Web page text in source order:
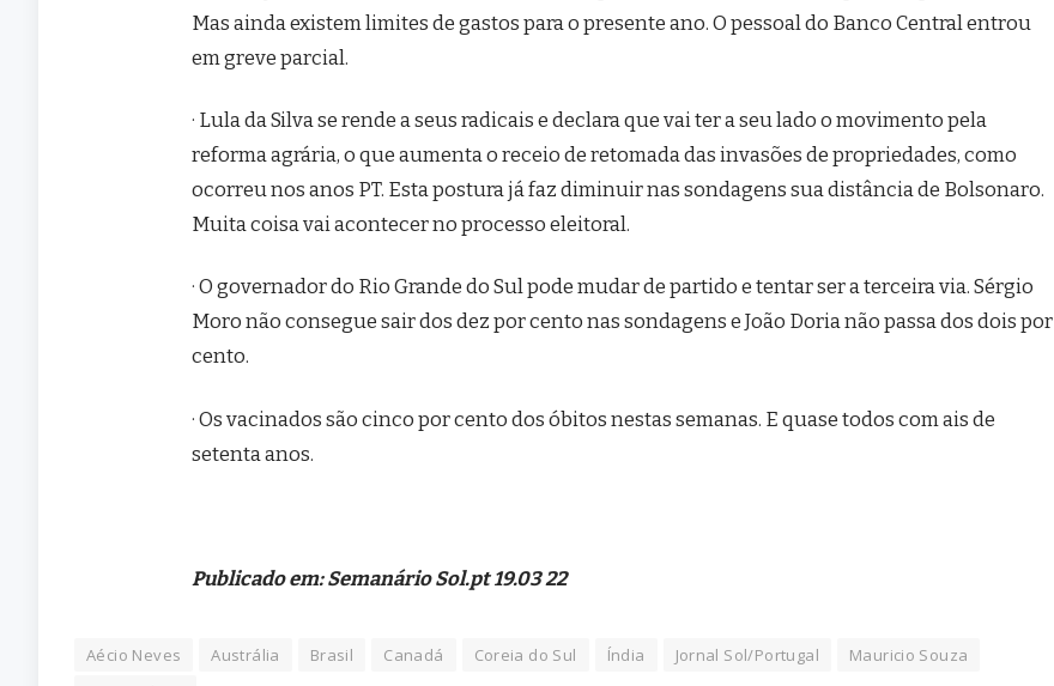
Mas ainda existem limites de gastos para o presente ano. O pessoal do Banco Central entrou
em greve parcial.
· Lula da Silva se rende a seus radicais e declara que vai ter a seu lado o movimento pela
reforma agrária, o que aumenta o receio de retomada das invasões de propriedades, como
ocorreu nos anos PT. Esta postura já faz diminuir nas sondagens sua distância de Bolsonaro.
Muita coisa vai acontecer no processo eleitoral.
· O governador do Rio Grande do Sul pode mudar de partido e tentar ser a terceira via. Sérgio
Moro não consegue sair dos dez por cento nas sondagens e João Doria não passa dos dois por
cento.
· Os vacinados são cinco por cento dos óbitos nestas semanas. E quase todos com ais de
setenta anos.
Publicado em: Semanário Sol.pt 19.03 22
Aécio Neves Austrália Brasil Canadá Coreia do Sul Índia Jornal Sol/Portugal
Mauricio Souza